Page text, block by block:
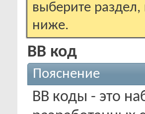
выберите раздел,
ниже.
BB код
Пояснение
BB коды - это